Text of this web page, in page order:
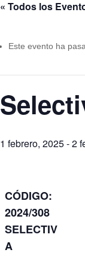
« Todos los
Este evento ha
1 febrero, 2025-2
CÓDIGO:
2024/308
SELECTIV
A